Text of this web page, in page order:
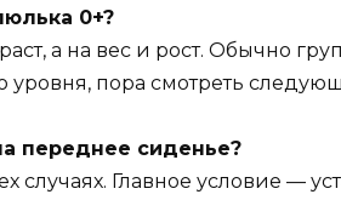
0+?
а на вес и рост. Обычно
пора смотреть
переднее сиденье?
случаях. Главное условие —